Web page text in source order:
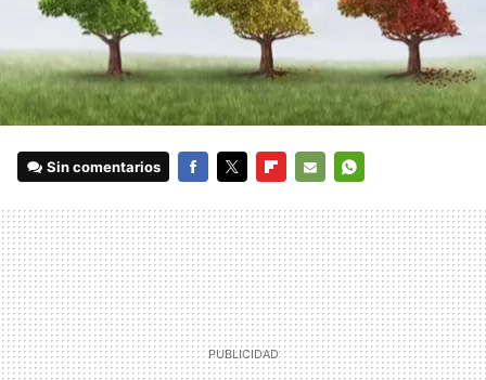
Sin comentarios
MAIL